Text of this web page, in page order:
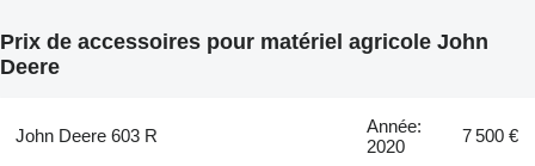
Prix de accessoires pour matériel agricole John
Deere
John Deere 603 R
Année:
2020
7 500 €